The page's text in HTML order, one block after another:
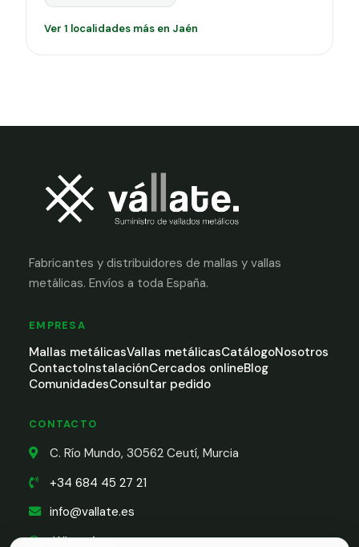
Ver 1 localidades más en Jaén
Fabricantes y distribuidores de mallas y vallas
metálicas. Envíos a toda España.
EMPRESA
Mallas metálicasVallas metálicasCatálogoNosotros
ContactoInstalaciónCercados onlineBlog
ComunidadesConsultar pedido
CONTACTO
C. Río Mundo, 30562 Ceutí, Murcia
+34 684 45 27 21
info@vallate.es
WhatsApp